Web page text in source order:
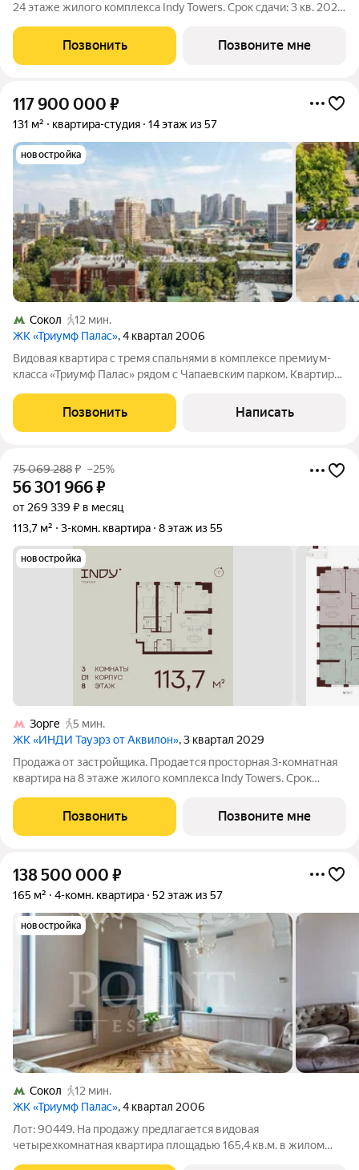
24 этаже жилого комплекса Indy Towers. Срок сдачи: 3 кв. 2029
районе Москвы, на улице Куусенина, в окружении почти 150
гектаров парков для
Позвонить Позвоните мне
117 900 000 ₽
131 м² квартира-студия 14 этаж из 57
новостройка
Сокол
12 мин.
ЖК «Триумф Палас», 4 квартал 2006
Видовая квартира с тремя спальнями в комплексе премиум-
класса «Триумф Палас» рядом с Чапаевским парком. Квартира
в корпусе 4А. Свободная планировка позволяет организовать
пространство по
Позвонить Написать
75 069 288₽ –25%
56 301 966₽
от 269 339 ₽ в месяц
113,7 м²
3-комн. квартира 8 этаж из 55
новостройка
Зорге
5 мин.
ЖК «ИНДИ Тауэрз от Аквилон», 3 квартал 2029
Продажа от застройщика. Продается просторная 3-комнатная
квартира на 8 этаже жилого комплекса Indy Towers. Срок
Хорошевском районе Москвы, на улице Куусенина, в
окружении почти 150 гектаров
Позвонить Позвоните мне
138 500 000 ₽
165 м² 4-комн. квартира 52 этаж из 57
новостройка
Сокол
12 мин.
ЖК «Триумф Палас», 4 квартал 2006
Лот: 90449. На продажу предлагается видовая
четырехкомнатная квартира площадью 165,4 кв.м. в жилом